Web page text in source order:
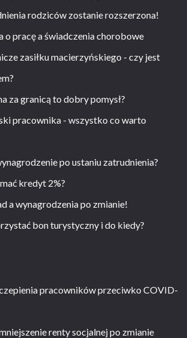
rodziców zostanie rozszerzona!
o pracę a świadczenia chorobowe
zasiłku macierzyńskiego - czy jest
za granicą to dobry pomysł?
pracownika - wszystko co warto
po ustaniu zatrudnienia?
kredyt 2%?
a wynagrodzenia po zmianie!
bon turystyczny i do kiedy?
pracowników przeciwko COVID-
renty socjalnej po zmianie